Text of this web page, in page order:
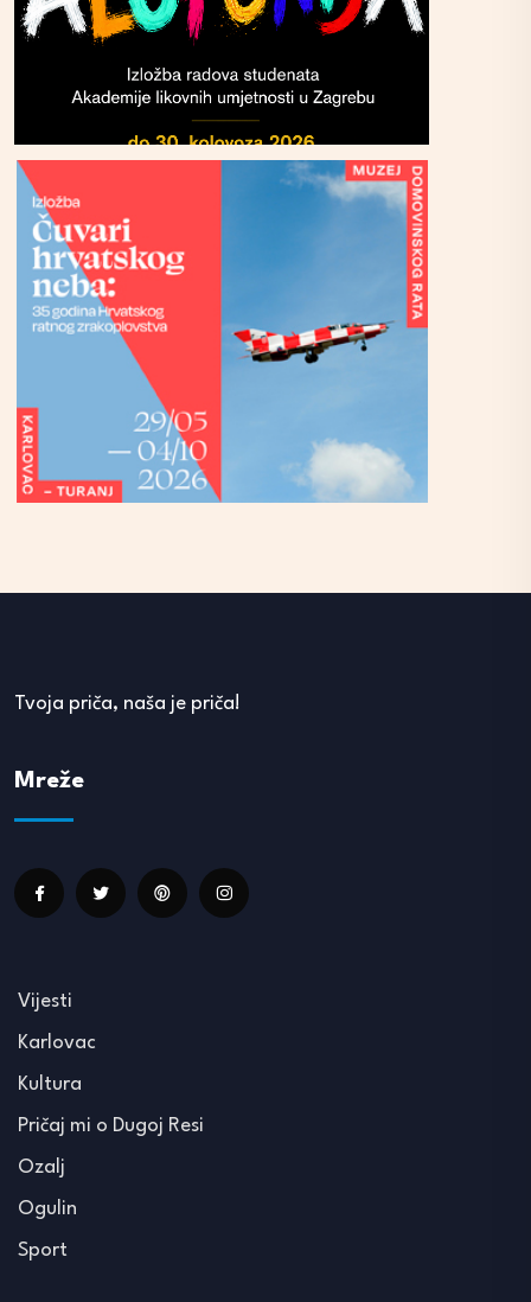
Tvoja priča, naša je priča!
Mreže
Vijesti
Karlovac
Kultura
Pričaj mi o Dugoj Resi
Ozalj
Ogulin
Sport